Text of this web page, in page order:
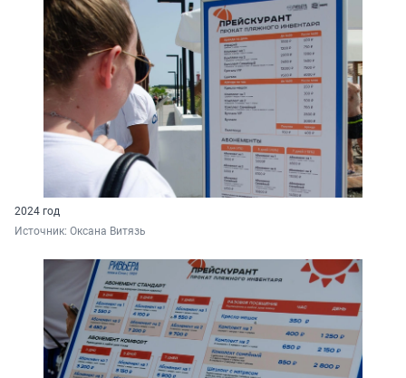
2024 год
Источник: Оксана Витязь